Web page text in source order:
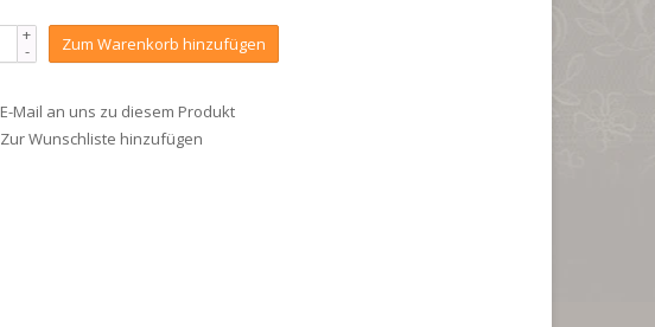
+
- Zum Warenkorb hinzufügen
E-Mail an uns zu diesem Produkt
Zur Wunschliste hinzufügen